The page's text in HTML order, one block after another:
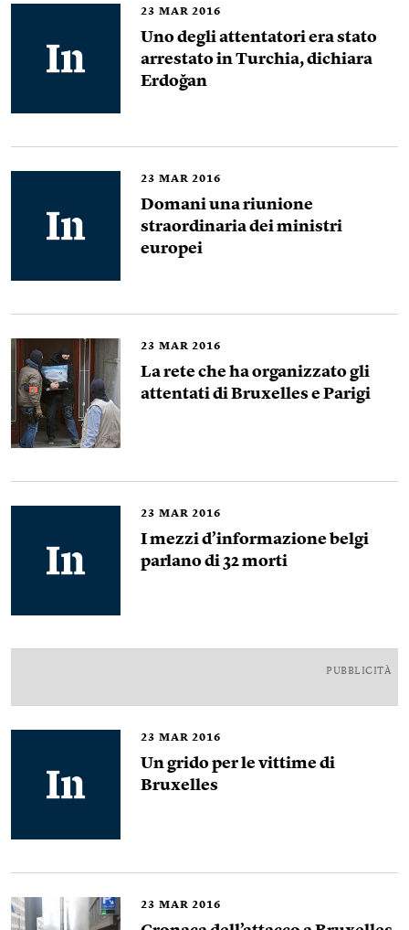
23 MAR 2016
Uno degli attentatori era stato
arrestato in Turchia, dichiara
Erdoğan
23 MAR 2016
Domani una riunione
straordinaria dei ministri
europei
23 MAR 2016
La rete che ha organizzato gli
attentati di Bruxelles e Parigi
23 MAR 2016
I mezzi d’informazione belgi
parlano di 32 morti
PUBBLICITÀ
23 MAR 2016
Un grido per le vittime di
Bruxelles
23 MAR 2016